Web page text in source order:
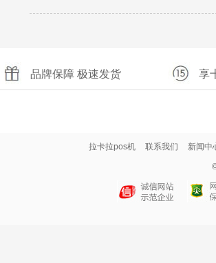
品牌保障 极速发货 享
拉卡拉pos机 联系我们 新闻中